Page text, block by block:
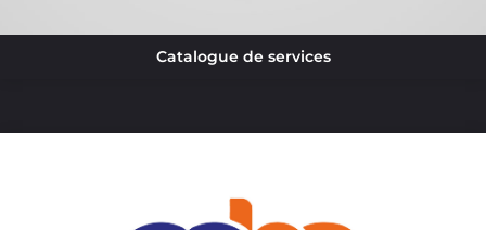
Catalogue de services